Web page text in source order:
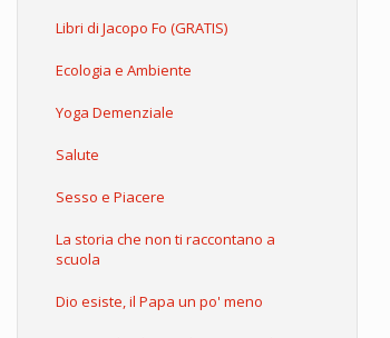
Libri di Jacopo Fo (GRATIS)
Ecologia e Ambiente
Yoga Demenziale
Salute
Sesso e Piacere
La storia che non ti raccontano a
scuola
Dio esiste, il Papa un po' meno